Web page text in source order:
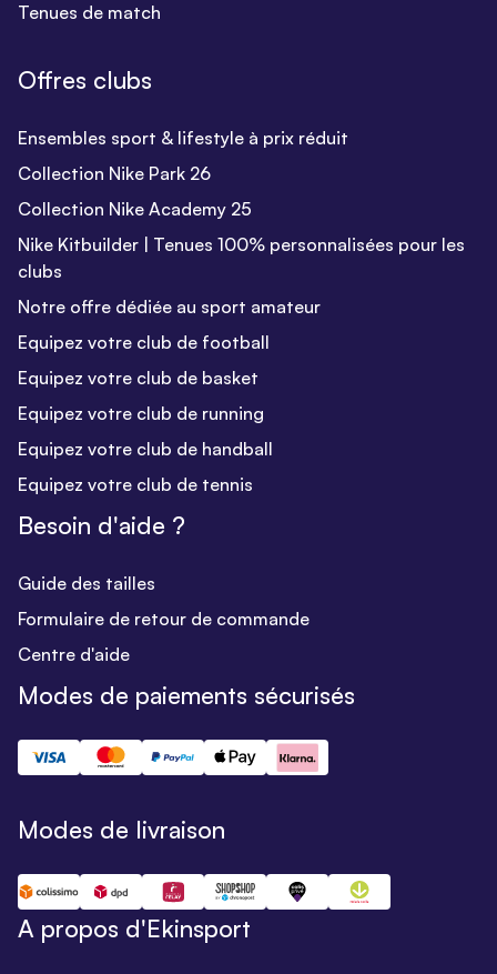
Tenues de match
Offres clubs
Ensembles sport & lifestyle à prix réduit
Collection Nike Park 26
Collection Nike Academy 25
Nike Kitbuilder | Tenues 100% personnalisées pour les
clubs
Notre offre dédiée au sport amateur
Equipez votre club de football
Equipez votre club de basket
Equipez votre club de running
Equipez votre club de handball
Equipez votre club de tennis
Besoin d'aide ?
Guide des tailles
Formulaire de retour de commande
Centre d'aide
Modes de paiements sécurisés
Modes de livraison
A propos d'Ekinsport